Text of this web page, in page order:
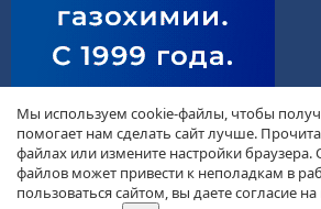
Мы используем cookie-файлы, чтобы
помогает нам сделать сайт лучше.
файлах или измените настройки
файлов может привести к неполадкам в
пользоваться сайтом, вы даете согласие